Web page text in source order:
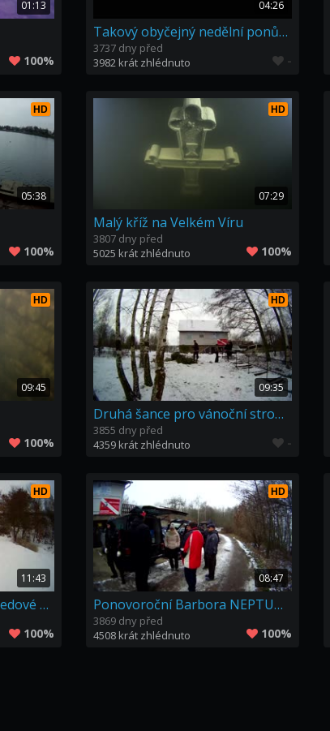
01:13
100%
04:26
Takový obyčejný nedělní ponůrek na Barboře
3737 dny před
3982 krát zhlédnuto
-
HD
05:38
100%
HD
07:29
Malý kříž na Velkém Víru
3807 dny před
5025 krát zhlédnuto
100%
HD
09:45
100%
HD
09:35
Druhá šance pro vánoční stromky na Barboře
3855 dny před
4359 krát zhlédnuto
-
HD
11:43
Důl Klement - zahájení ledové sezony 2016
100%
HD
08:47
Ponovoroční Barbora NEPTUNEDIVERS & OK Divers
3869 dny před
4508 krát zhlédnuto
100%